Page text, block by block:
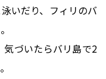
いだり、フィリのバ
気づいたらバリ島で2